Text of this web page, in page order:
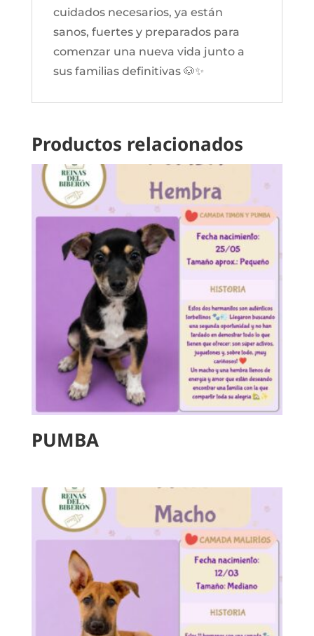
cuidados necesarios, ya están
sanos, fuertes y preparados para
comenzar una nueva vida junto a
sus familias definitivas 🐶✨
Productos relacionados
PUMBA